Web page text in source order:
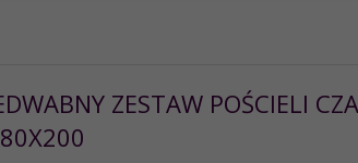
ZESTAW POŚCIELI